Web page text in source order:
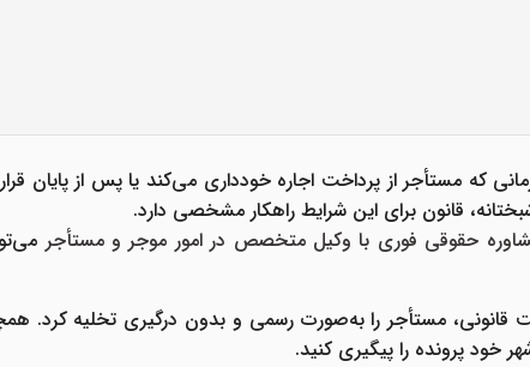
که مستأجراز پرداخت اجاره خودداری می‌کندیاپس از پایان
قانون برای این شرایط راهکار مشخصی دارد.
حقوقی فوری با وکیل متخصص در امور موجر و مستأجر
قانونی، مستأجر را به‌صورت رسمی و بدون درگیری تخلیه کرد.
خود پرونده را پیگیری کنید.